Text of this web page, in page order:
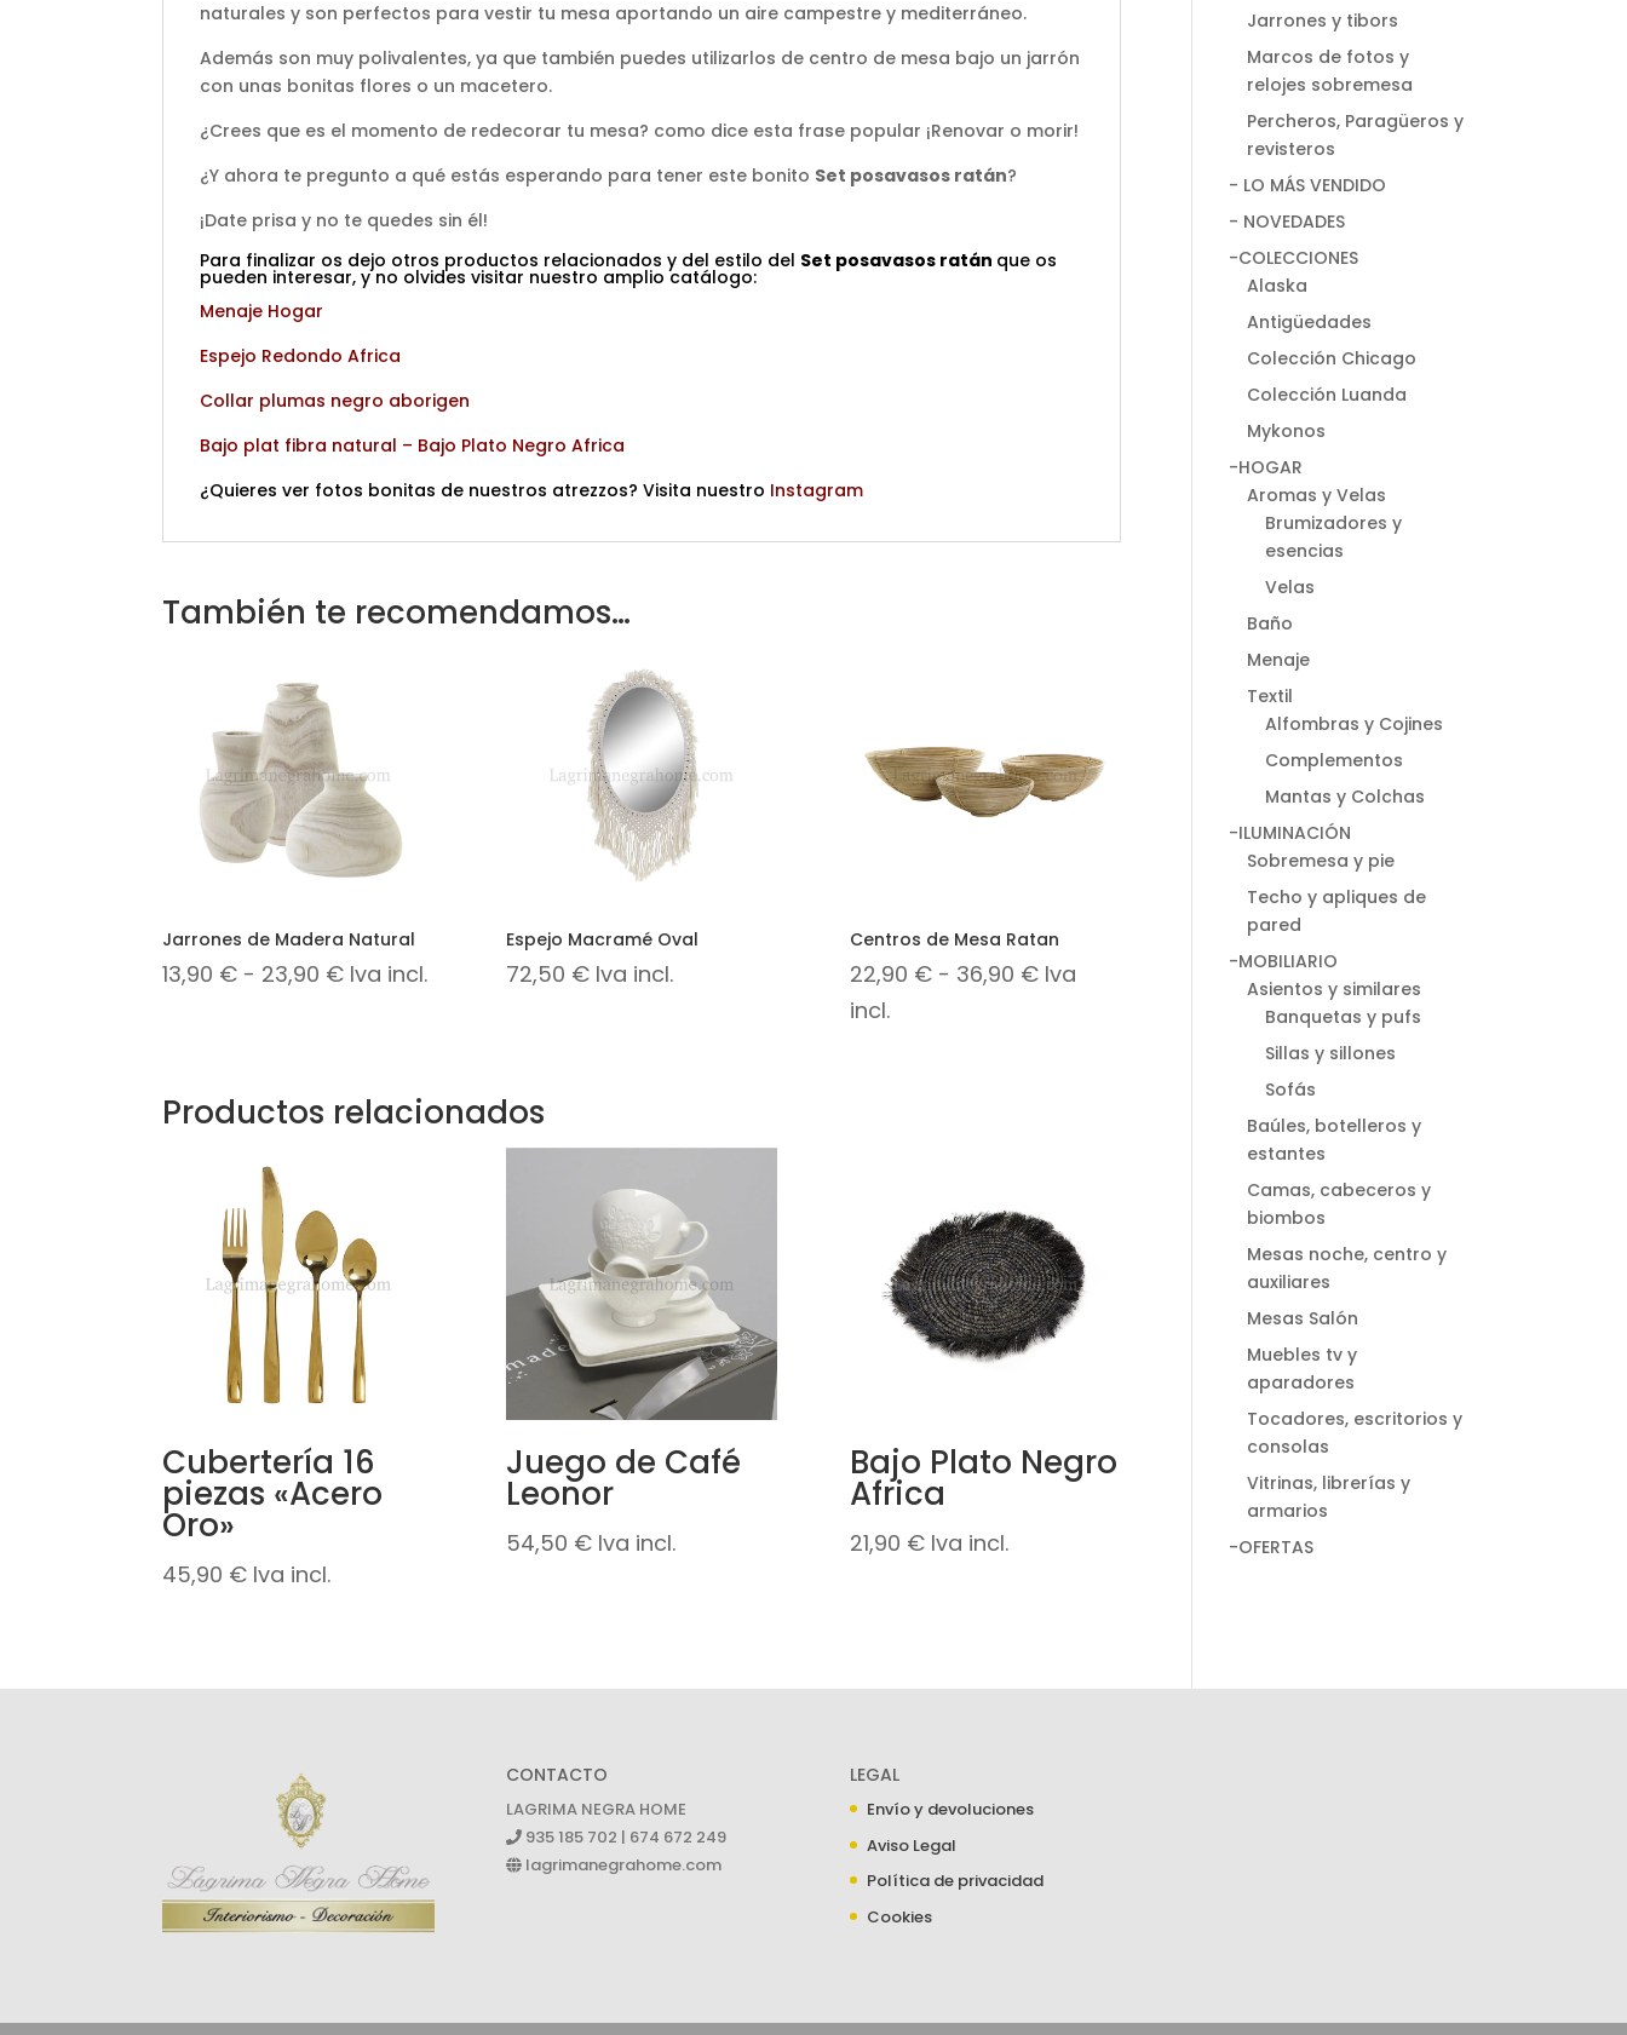
naturales y son perfectos para vestir tu mesa aportando un aire campestre y mediterráneo.
Además son muy polivalentes, ya que también puedes utilizarlos de centro de mesa bajo un jarrón
con unas bonitas flores o un macetero.
¿Crees que es el momento de redecorar tu mesa? como dice esta frase popular ¡Renovar o morir!
¿Y ahora te pregunto a qué estás esperando para tener este bonito Set posavasos ratán?
¡Date prisa y no te quedes sin él!
Para finalizar os dejo otros productos relacionados y del estilo del Set posavasos ratán que os
pueden interesar, y no olvides visitar nuestro amplio catálogo:
Menaje Hogar
Espejo Redondo Africa
Collar plumas negro aborigen
Bajo plat fibra natural – Bajo Plato Negro Africa
¿Quieres ver fotos bonitas de nuestros atrezzos? Visita nuestro Instagram
También te recomendamos…
Jarrones de Madera Natural
13,90 € - 23,90 €Rango
13,90 €
Iva incl.
Espejo Macramé Oval
72,50 € Iva incl.
Centros de Mesa Ratan
22,90 € - 36,90 €Rango
Iva
incl.
Productos relacionados
Cubertería 16
piezas «Acero
Oro»
45,90 € Iva incl.
Juego de Café
Leonor
54,50 € Iva incl.
Bajo Plato Negro
Africa
21,90 € Iva incl.
Jarrones y tibors
Marcos de fotos y
relojes sobremesa
Percheros, Paragüeros y
revisteros
- LO MÁS VENDIDO
- NOVEDADES
-COLECCIONES
Alaska
Antigüedades
Colección Chicago
Colección Luanda
Mykonos
-HOGAR
Aromas y Velas
Brumizadores y
esencias
Velas
Baño
Menaje
Textil
Alfombras y Cojines
Complementos
Mantas y Colchas
-ILUMINACIÓN
Sobremesa y pie
Techo y apliques de
pared
-MOBILIARIO
Asientos y similares
Banquetas y pufs
Sillas y sillones
Sofás
Baúles, botelleros y
estantes
Camas, cabeceros y
biombos
Mesas noche, centro y
auxiliares
Mesas Salón
Muebles tv y
aparadores
Tocadores, escritorios y
consolas
Vitrinas, librerías y
armarios
-OFERTAS
CONTACTO
LAGRIMA NEGRA HOME
935 185 702 | 674 672 249
lagrimanegrahome.com
LEGAL
Envío y devoluciones
Aviso Legal
Política de privacidad
Cookies